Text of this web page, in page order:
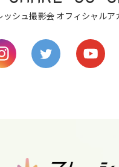
ッシュ撮影会 オフィシャルア